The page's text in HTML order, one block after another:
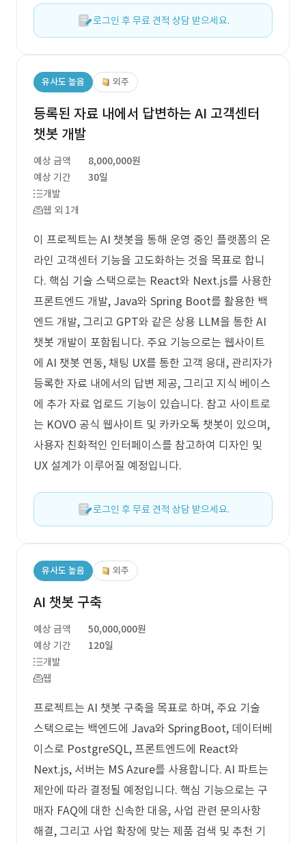
로그인 후 무료 견적 상담 받으세요.
유사도 높음 외주
등록된 자료 내에서 답변하는 AI 고객센터
챗봇 개발
예상 금액
8,000,000원
예상 기간
30일
개발
웹 외 1개
이 프로젝트는 AI 챗봇을 통해 운영 중인 플랫폼의 온
라인 고객센터 기능을 고도화하는 것을 목표로 합니
다. 핵심 기술 스택으로는 React와 Next.js를 사용한
프론트엔드 개발, Java와 Spring Boot를 활용한 백
엔드 개발, 그리고 GPT와 같은 상용 LLM을 통한 AI
챗봇 개발이 포함됩니다. 주요 기능으로는 웹사이트
에 AI 챗봇 연동, 채팅 UX를 통한 고객 응대, 관리자가
등록한 자료 내에서의 답변 제공, 그리고 지식 베이스
에 추가 자료 업로드 기능이 있습니다. 참고 사이트로
는 KOVO 공식 웹사이트 및 카카오톡 챗봇이 있으며,
사용자 친화적인 인터페이스를 참고하여 디자인 및
UX 설계가 이루어질 예정입니다.
로그인 후 무료 견적 상담 받으세요.
유사도 높음 외주
AI 챗봇 구축
예상 금액
50,000,000원
예상 기간
120일
개발
웹
프로젝트는 AI 챗봇 구축을 목표로 하며, 주요 기술
스택으로는 백엔드에 Java와 SpringBoot, 데이터베
이스로 PostgreSQL, 프론트엔드에 React와
Next.js, 서버는 MS Azure를 사용합니다. AI 파트는
제안에 따라 결정될 예정입니다. 핵심 기능으로는 구
매자 FAQ에 대한 신속한 대응, 사업 관련 문의사항
해결, 그리고 사업 확장에 맞는 제품 검색 및 추천 기